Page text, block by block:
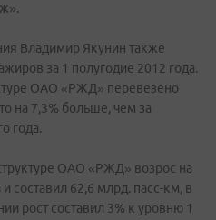
Владимир Якунин также
за 1 полугодие 2012 года.
ОАО «РЖД» перевезено
на 7,3% больше, чем за
года.
ОАО «РЖД» возрос на
составил 62,6 млрд. пасс-км, в
рост составил 3% к уровню 1